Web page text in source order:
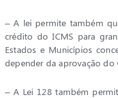
– A lei permite também
crédito do ICMS para
Estados e Municípios
depender da aprovação do
– A Lei 128 também